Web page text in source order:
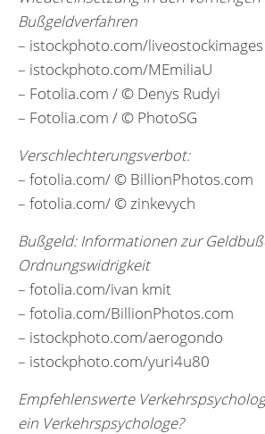
Bußgeldverfahren
– istockphoto.com/liveostockimages
– istockphoto.com/MEmiliaU
– Fotolia.com / © Denys Rudyi
– Fotolia.com / © PhotoSG
Verschlechterungsverbot:
– fotolia.com/ © BillionPhotos.com
– fotolia.com/ © zinkevych
Bußgeld: Informationen zur
Ordnungswidrigkeit
– fotolia.com/ivan kmit
– fotolia.com/BillionPhotos.com
– istockphoto.com/aerogondo
– istockphoto.com/yuri4u80
Empfehlenswerte
ein Verkehrspsychologe?